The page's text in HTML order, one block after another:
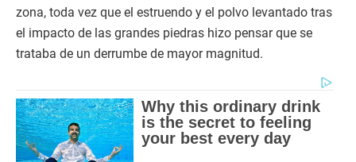
zona, toda vez que el estruendo y el polvo levantado tras
el impacto de las grandes piedras hizo pensar que se
trataba de un derrumbe de mayor magnitud.